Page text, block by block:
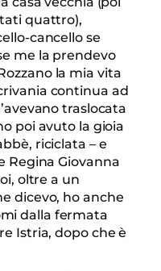
quattro),
cancello se
me la prendevo
la mia vita
continua ad
traslocata
poi avuto la gioia
riciclata – e
Regina Giovanna
oltre a un
dicevo, ho anche
dalla fermata
Istria, dopo che è